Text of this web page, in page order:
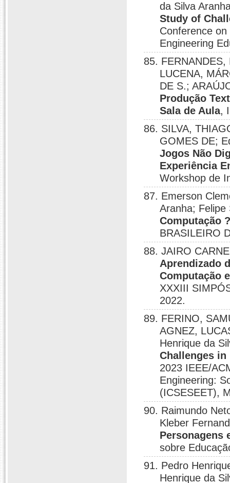
da Silva
Study of
Conference
Engineering
85. FERNANDES,
LUCENA,
DE S.;
Produção
Sala de Aula,
86. SILVA,
GOMES DE;
Jogos Não
Experiência
Workshop de
87. Emerson
Aranha;
Computação
BRASILEIRO
88. JAIRO
Aprendizado
Computação
XXXIII
2022.
89. FERINO,
AGNEZ,
Henrique da
Challenges in
2023 IEEE/
Engineering:
(ICSESEET),
90. Raimundo
Kleber
Personagens
sobre
91. Pedro
Henrique da